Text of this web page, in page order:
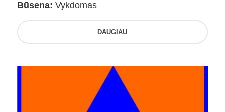
Būsena: Vykdomas
DAUGIAU